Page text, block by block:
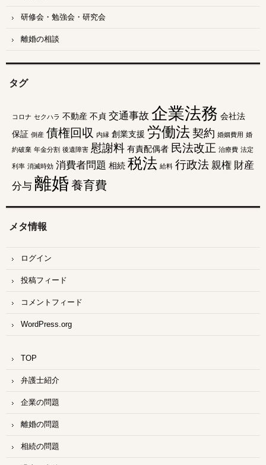
研修会・勉強会・研究会
離婚の相談
タグ
コロナ セクハラ 不動産 不貞 交通事故 企業法務 会社法
保証 倒産 債権回収 内縁 創業支援 労働法契約 婚姻費用 婚
約破棄 年金分割 後遺障害 慰謝料 有責配偶者 民法改正 治療費 法定
利率 消滅時効 消費者問題 相続 税法 給料 行政法 親権 財産
分与 離婚 養育費
メタ情報
ログイン
投稿フィード
コメントフィード
WordPress.org
TOP
弁護士紹介
企業の問題
離婚の問題
相続の問題